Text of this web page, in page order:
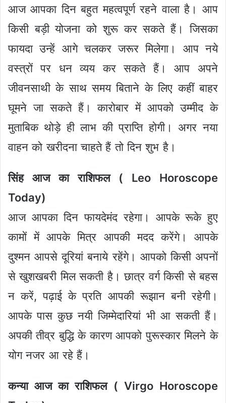
आज आपका दिन बहुत महत्वपूर्ण रहने वाला है। आप
किसी बड़ी योजना को शुरू कर सकते हैं। जिसका
फायदा उन्हें आगे चलकर जरूर मिलेगा। आप नये
वस्त्रों पर धन व्यय कर सकते हैं। आप अपने
जीवनसाथी के साथ समय बिताने के लिए कहीं बाहर
घूमने जा सकते हैं। कारोबार में आपको उम्मीद के
मुताबिक थोड़े ही लाभ की प्राप्ति होगी। अगर नया
वाहन को खरीदना चाहते हैं तो दिन शुभ है।
सिंह आज का राशिफल ( Leo Horoscope
Today)
आज आपका दिन फायदेमंद रहेगा। आपके रूके हुए
कामों में आपके मित्र आपकी मदद करेंगे। आपके
दुश्मन आपसे दूरियां बनाये रहेंगे। आपको किसी अपनों
से खुशखबरी मिल सकती है। छात्र वर्ग किसी से बहस
न करें, पढ़ाई के प्रति आपकी रूझान बनी रहेगी।
आपके पास कुछ नयी जिम्मेदारियां भी आ सकती हैं।
अपकी तीव्र बुद्धि के कारण आपको पुरूस्कार मिलने के
योग नजर आ रहे हैं।
कन्या आज का राशिफल ( Virgo Horoscope